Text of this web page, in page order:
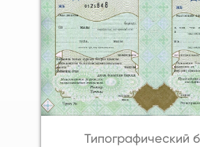
Типографический